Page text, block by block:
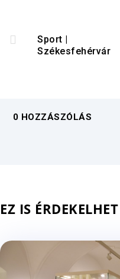
 Sport |
Székesfehérvár
0 HOZZÁSZÓLÁS
EZ IS ÉRDEKELHET